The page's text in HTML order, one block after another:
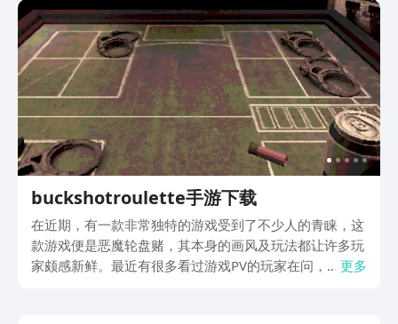
buckshotroulette手游下载
在近期，有一款非常独特的游戏受到了不少人的青睐，这
款游戏便是恶魔轮盘赌，其本身的画风及玩法都让许多玩
家颇感新鲜。最近有很多看过游戏PV的玩家在问，
更多